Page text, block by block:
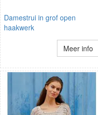
Damestrui in grof open
haakwerk
Meer info